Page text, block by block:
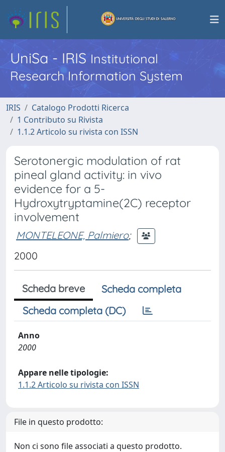
UniSa - IRISInstitutional
Research Information System
IRIS
Catalogo Prodotti Ricerca
1 Contributo su Rivista
1.1.2 Articolo su rivista con ISSN
Serotonergic modulation of rat
pineal gland activity: in vivo
evidence for a 5-
Hydroxytryptamine(2C) receptor
involvement
MONTELEONE, Palmiero;
2000
Scheda breve
Scheda completa
Scheda completa (DC)
Anno
2000
Appare nelle tipologie:
1.1.2 Articolo su rivista con ISSN
File in questo prodotto:
Non ci sono file associati a questo prodotto.